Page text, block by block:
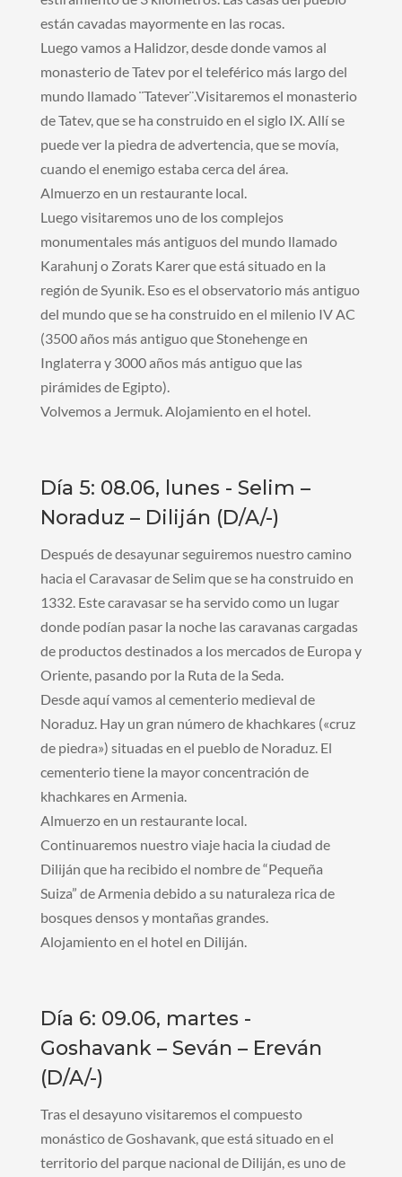
están cavadas mayormente en las rocas.
Luego vamos a Halidzor, desde donde vamos al
monasterio de Tatev por el teleférico más largo del
mundo llamado ¨Tatever¨.Visitaremos el monasterio
de Tatev, que se ha construido en el siglo IX. Allí se
puede ver la piedra de advertencia, que se movía,
cuando el enemigo estaba cerca del área.
Almuerzo en un restaurante local.
Luego visitaremos uno de los complejos
monumentales más antiguos del mundo llamado
Karahunj o Zorats Karer que está situado en la
región de Syunik. Eso es el observatorio más antiguo
del mundo que se ha construido en el milenio IV AC
(3500 años más antiguo que Stonehenge en
Inglaterra y 3000 años más antiguo que las
pirámides de Egipto).
Volvemos a Jermuk. Alojamiento en el hotel.
Día 5: 08.06, lunes - Selim –
Noraduz – Diliján (D/A/-)
Después de desayunar seguiremos nuestro camino
hacia el Caravasar de Selim que se ha construido en
1332. Este caravasar se ha servido como un lugar
donde podían pasar la noche las caravanas cargadas
de productos destinados a los mercados de Europa y
Oriente, pasando por la Ruta de la Seda.
Desde aquí vamos al cementerio medieval de
Noraduz. Hay un gran número de khachkares («cruz
de piedra») situadas en el pueblo de Noraduz. El
cementerio tiene la mayor concentración de
khachkares en Armenia.
Almuerzo en un restaurante local.
Continuaremos nuestro viaje hacia la ciudad de
Diliján que ha recibido el nombre de “Pequeña
Suiza” de Armenia debido a su naturaleza rica de
bosques densos y montañas grandes.
Alojamiento en el hotel en Diliján.
Día 6: 09.06, martes -
Goshavank – Seván – Ereván
(D/A/-)
Tras el desayuno visitaremos el compuesto
monástico de Goshavank, que está situado en el
territorio del parque nacional de Diliján, es uno de